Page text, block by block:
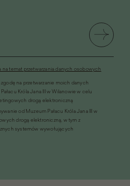
na temat przetwarzania danych osobowych
na przetwarzanie moich danych
Króla Jana III w Wilanowie w celu
drogą elektroniczną
od Muzeum Pałacu Króla Jana III w
drogą elektroniczną, w tym z
systemów wywołujących